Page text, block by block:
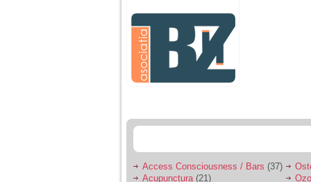
agresiva, orice
greseala era taxata cu
o palma sau pedepse.
De 4 ani am o relatie
serioasa cu un barbat
sa se manifeste o
Access Consciousness / Bars (37)
Acupunctura(21)